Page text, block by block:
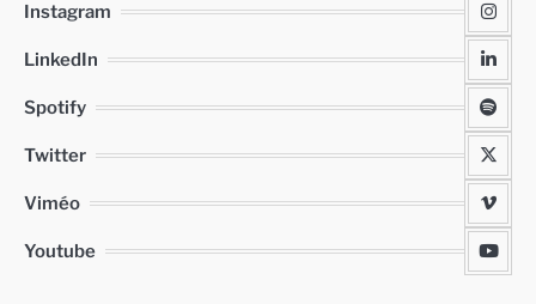
Instagram
LinkedIn
Spotify
Twitter
Viméo
Youtube